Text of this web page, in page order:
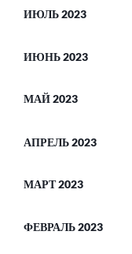
ИЮЛЬ 2023
ИЮНЬ 2023
МАЙ 2023
АПРЕЛЬ 2023
МАРТ 2023
ФЕВРАЛЬ 2023